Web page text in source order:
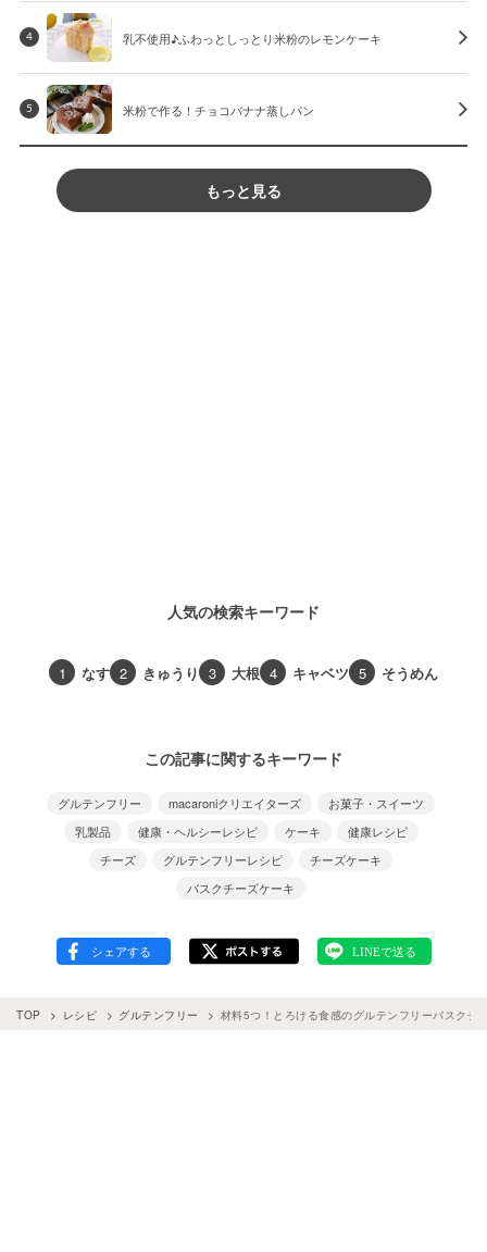
4 乳不使用♪ふわっとしっとり米粉のレモンケーキ
5 米粉で作る！チョコバナナ蒸しパン
もっと見る
人気の検索キーワード
1 なす 2 きゅうり 3 大根 4 キャベツ 5 そうめん
この記事に関するキーワード
グルテンフリー macaroniクリエイターズ
お菓子・スイーツ
乳製品
健康・ヘルシーレシピ ケーキ
健康レシピ
チーズ
グルテンフリーレシピ
チーズケーキ
バスクチーズケーキ
TOP レシピ グルテンフリー 材料5つ！とろける食感のグルテンフリーバスクチ